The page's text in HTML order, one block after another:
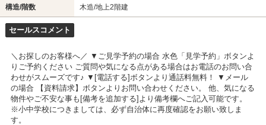
構造/階数 木造/地上2階建
セールスコメント
＼お探しのお客様へ／ ▼ご見学予約の場合 水色「見学予約」ボタンよ
りご予約ください ご質問や気になる点がある場合はお電話のお問い合
わせがスムーズです♪ ▼[電話する]ボタンより通話料無料！ ▼メール
の場合 【資料請求】ボタンよりお問い合わせください。 他、気になる
物件やご不安な事も[備考を追加する]より備考欄へご記入可能です。
※小中学校につきましては、必ず自治体に再度確認をお願い致しま
す。